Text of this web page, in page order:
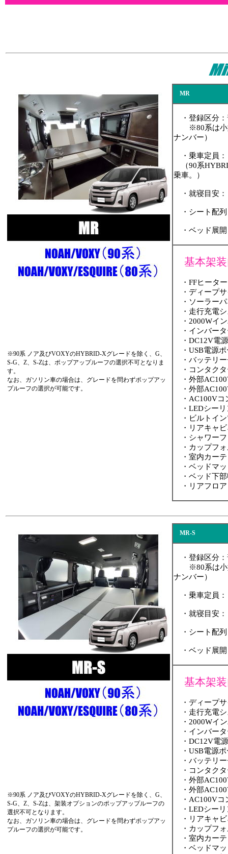
MR
・登録区分
※80系は小型
ナンバー）
・乗車定員：
（90系
乗車。）
・就寝目安：
・シート配列
・ベッド展開
基本架装
・FFヒータ
・ディープサ
・ソーラーパ
・走行充電シ
・2000Wイ
・インバータ
・DC12V電
・USB電源ポ
・バッテリー
・コンタクタ
・外部
・外部
・AC100Vコ
・LEDシーリ
・ビルトイン
・リアキャビ
・シャワーフ
・カップフォ
・室内カーテ
・ベッドマッ
・ベッド下部
・リアフロア
※90系 ノア及びVOXYのHYBRID-Xグレードを除く、G、
S-G、Z、S-Zは、ポップアップルーフの選択不可となりま
す。
なお、ガソリン車の場合は、グレードを問わずポップアッ
プルーフの選択が可能です。
MR-S
・登録区分
※80系は小型
ナンバー）
・乗車定員：
・就寝目安：
・シート配列
・ベッド展開
基本架装
・ディープサ
・走行充電シ
・2000Wイ
・インバータ
・DC12V電
・USB電源ポ
・バッテリー
・コンタクタ
・外部
・外部
・AC100Vコ
・LEDシーリ
・リアキャビ
・カップフォ
・室内カーテ
・ベッドマッ
※90系 ノア及びVOXYのHYBRID-Xグレードを除く、G、
S-G、Z、S-Zは、架装オプションのポップアップルーフの
選択不可となります。
なお、ガソリン車の場合は、グレードを問わずポップアッ
プルーフの選択が可能です。